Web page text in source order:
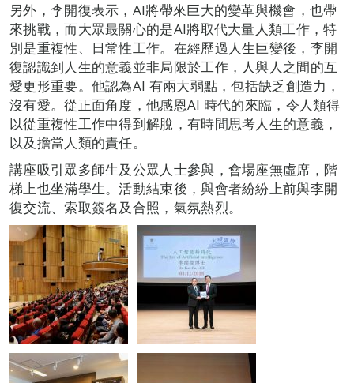
另外，李開復表示，AI將帶來巨大的變革與機會，也帶
來挑戰，而大眾最關心的是AI將取代大量人類工作，特
別是重複性、日常性工作。在經歷過人生巨變後，李開
復認識到人生的意義並非局限於工作，人與人之間的互
愛更形重要。他認為AI 有兩大弱點，包括缺乏創造力，
沒有愛。從正面角度，他感恩AI 時代的來臨，令人類得
以從重複性工作中得到解脫，有時間思考人生的意義，
以及擔當人類的責任。
講座吸引眾多師生及公眾人士參與，會場座無虛席，階
梯上也坐滿學生。活動結束後，與會者紛紛上前與李開
復交流、索取簽名及合照，氣氛熱烈。